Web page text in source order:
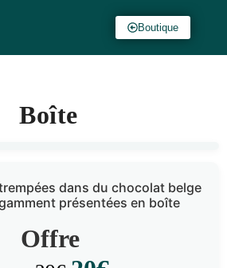
Boutique
Boîte
dans du chocolat belge
présentées en boîte
Offre